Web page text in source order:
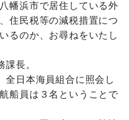
幡浜市で居住している外
住民税等の減税措置につ
るのか、お尋ねをいたし
長。
日本海員組合に照会し
船員は３名ということで